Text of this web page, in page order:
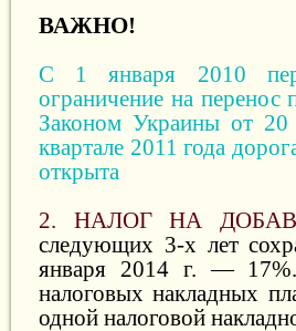
ВАЖНО!
С 1 января 2010
ограничение на перенос
Законом Украины от
квартале 2011 года
открыта
2. НАЛОГ НА
следующих 3-х лет
января 2014 г. — 17%.
налоговых накладных
одной налоговой